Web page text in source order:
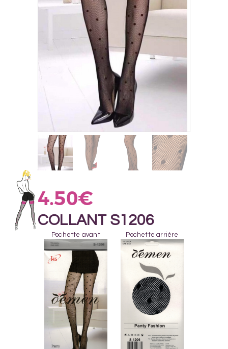
4.50€
COLLANT S1206
Pochette avant Pochette arrière